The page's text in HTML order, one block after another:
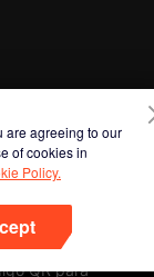
are agreeing to our
of cookies in
Policy.
QR para